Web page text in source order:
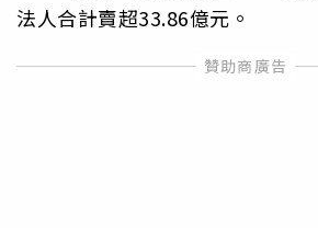
法人合計賣超33.86億元。